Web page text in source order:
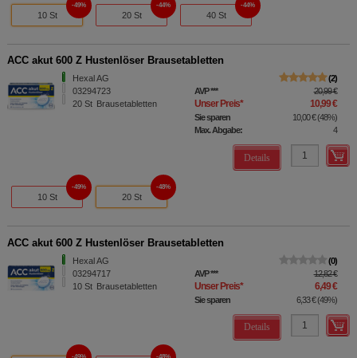
10 St
49%
20 St
44%
40 St
44%
ACC akut 600 Z Hustenlöser Brausetabletten
Hexal AG
03294723
20 St Brausetabletten
2
AVP*** 20,99 €
Unser Preis* 10,99 €
Sie sparen 10,00 €(48%)
Max. Abgabe:
4
Details
10 St
49%
20 St
48%
ACC akut 600 Z Hustenlöser Brausetabletten
Hexal AG
03294717
10 St Brausetabletten
0
AVP*** 12,82 €
Unser Preis* 6,49 €
Sie sparen 6,33 €(49%)
Details
49% 48%